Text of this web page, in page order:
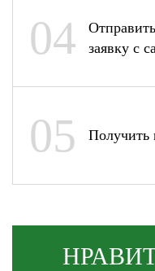
04
Отправить
заявку с
05 Получить